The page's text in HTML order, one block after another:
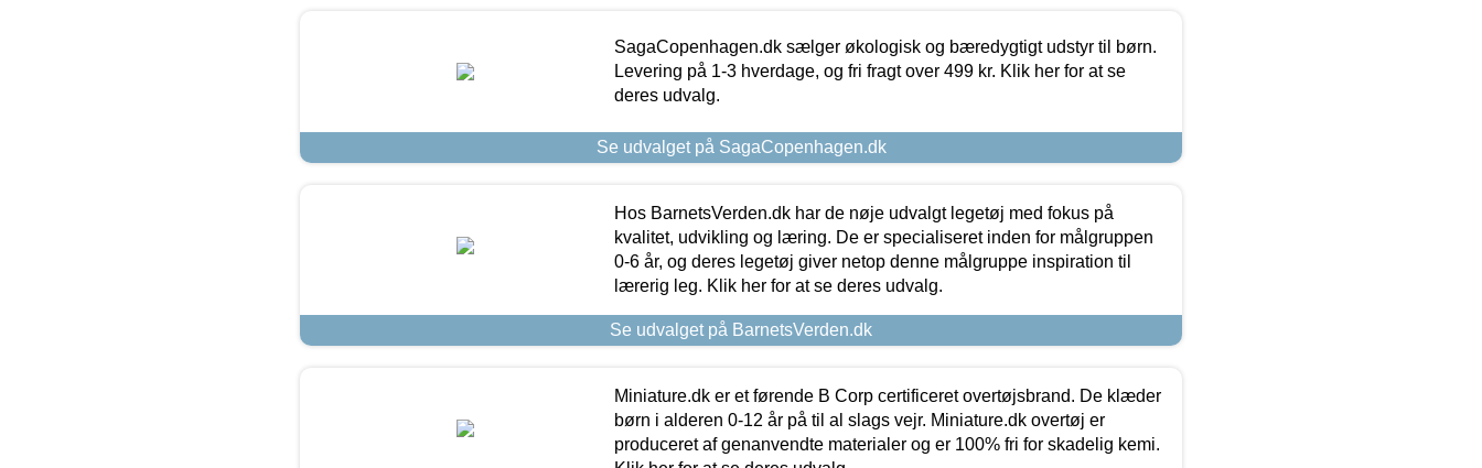
SagaCopenhagen.dk sælger økologisk og bæredygtigt udstyr til børn.
Levering på 1-3 hverdage, og fri fragt over 499 kr. Klik her for at se
deres udvalg.
Se udvalget på SagaCopenhagen.dk
Hos BarnetsVerden.dk har de nøje udvalgt legetøj med fokus på
kvalitet, udvikling og læring. De er specialiseret inden for målgruppen
0-6 år, og deres legetøj giver netop denne målgruppe inspiration til
lærerig leg. Klik her for at se deres udvalg.
Se udvalget på BarnetsVerden.dk
Miniature.dk er et førende B Corp certificeret overtøjsbrand. De klæder
børn i alderen 0-12 år på til al slags vejr. Miniature.dk overtøj er
produceret af genanvendte materialer og er 100% fri for skadelig kemi.